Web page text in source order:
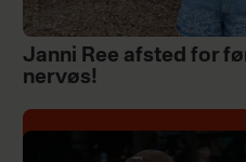
Janni Ree afsted for
nervøs!